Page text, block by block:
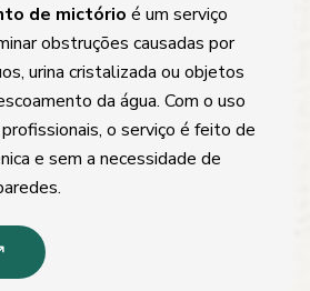
de mictório é um serviço
obstruções causadas por
urina cristalizada ou objetos
da água. Com o uso
o serviço é feito de
e sem a necessidade de